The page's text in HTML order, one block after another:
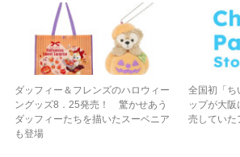
ダッフィー＆フレンズのハロウィー
ングッズ8．25発売！ 驚かせあう
ダッフィーたちを描いたスーベニア
も登場
全国初「ち
ップが大
売していた